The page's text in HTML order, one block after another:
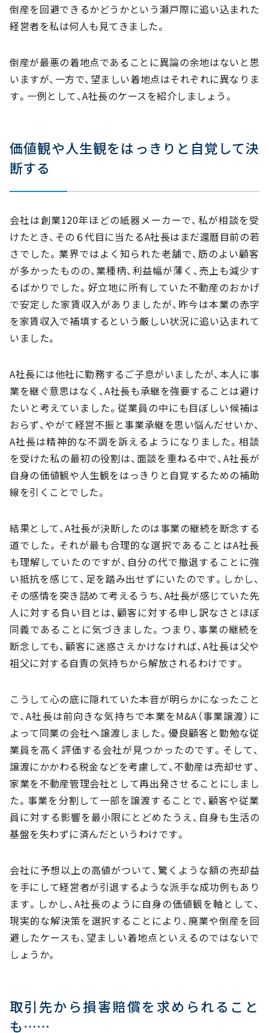
倒産を回避できるかどうかという瀬戸際に追い込まれた
経営者を私は何人も見てきました。
倒産が最悪の着地点であることに異論の余地はないと思
いますが、一方で、望ましい着地点はそれぞれに異なりま
す。一例として、A社長のケースを紹介しましょう。
価値観や人生観をはっきりと自覚して決
断する
会社は創業120年ほどの紙器メーカーで、私が相談を受
けたとき、その６代目に当たるA社長はまだ還暦目前の若
さでした。業界ではよく知られた老舗で、筋のよい顧客
が多かったものの、業種柄、利益幅が薄く、売上も減少す
るばかりでした。好立地に所有していた不動産のおかげ
で安定した家賃収入がありましたが、昨今は本業の赤字
を家賃収入で補填するという厳しい状況に追い込まれて
いました。
A社長には他社に勤務するご子息がいましたが、本人に事
業を継ぐ意思はなく、A社長も承継を強要することは避け
たいと考えていました。従業員の中にも目ぼしい候補は
おらず、やがて経営不振と事業承継を思い悩んだせいか、
A社長は精神的な不調を訴えるようになりました。相談
を受けた私の最初の役割は、面談を重ねる中で、A社長が
自身の価値観や人生観をはっきりと自覚するための補助
線を引くことでした。
結果として、A社長が決断したのは事業の継続を断念する
道でした。それが最も合理的な選択であることはA社長
も理解していたのですが、自分の代で撤退することに強
い抵抗を感じて、足を踏み出せずにいたのです。しかし、
その感情を突き詰めて考えるうち、A社長が感じていた先
人に対する負い目とは、顧客に対する申し訳なさとほぼ
同義であることに気づきました。つまり、事業の継続を
断念しても、顧客に迷惑さえかけなければ、A社長は父や
祖父に対する自責の気持ちから解放されるわけです。
こうして心の底に隠れていた本音が明らかになったこと
で、A社長は前向きな気持ちで本業をM&A（事業譲渡）に
よって同業の会社へ譲渡しました。優良顧客と勤勉な従
業員を高く評価する会社が見つかったのです。そして、
譲渡にかかわる税金などを考慮して、不動産は売却せず、
家業を不動産管理会社として再出発させることにしまし
た。事業を分割して一部を譲渡することで、顧客や従業
員に対する影響を最小限にとどめたうえ、自身も生活の
基盤を失わずに済んだというわけです。
会社に予想以上の高値がついて、驚くような額の売却益
を手にして経営者が引退するような派手な成功例もあり
ます。しかし、A社長のように自身の価値観を軸として、
現実的な解決策を選択することにより、廃業や倒産を回
避したケースも、望ましい着地点といえるのではないで
しょうか。
取引先から損害賠償を求められること
も……